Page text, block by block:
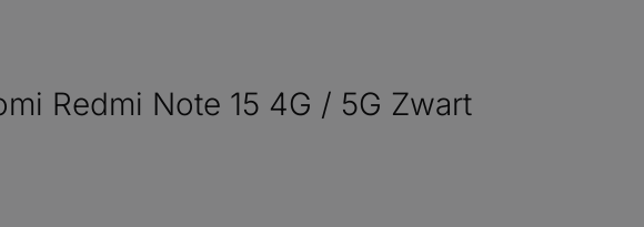
Redmi Note 15 4G / 5G Zwart